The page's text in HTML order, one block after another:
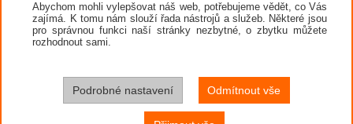
Abychom mohli vylepšovat náš web, potřebujeme vědět, co Vás
zajímá. K tomu nám slouží řada nástrojů a služeb. Některé jsou
pro správnou funkci naší stránky nezbytné, o zbytku můžete
rozhodnout sami.
Podrobné nastavení Odmítnout vše